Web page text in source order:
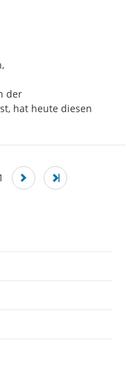
der
hat heute diesen